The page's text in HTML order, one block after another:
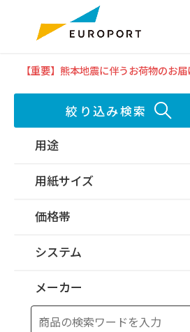
【重要】熊本地震に伴うお荷物のお
絞り込み検索
用途
用紙サイズ
価格帯
システム
メーカー